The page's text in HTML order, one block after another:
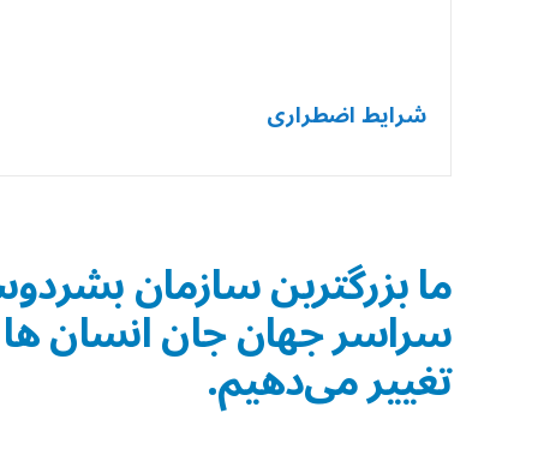
شرایط اضطراری
ما بزرگترین سازمان
سراسر جهان جان انسان ها
تغییر می‌دهیم.